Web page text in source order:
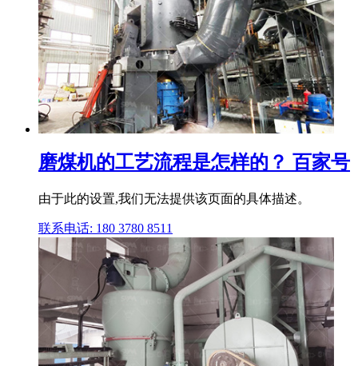
磨煤机的工艺流程是怎样的？ 百家号
由于此的设置,我们无法提供该页面的具体描述。
联系电话: 180 3780 8511